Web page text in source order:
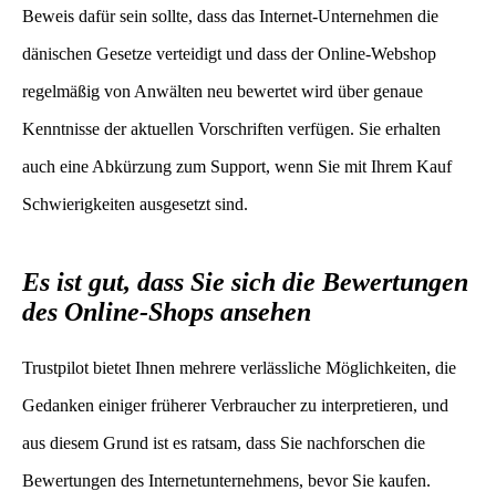
Beweis dafür sein sollte, dass das Internet-Unternehmen die
dänischen Gesetze verteidigt und dass der Online-Webshop
regelmäßig von Anwälten neu bewertet wird über genaue
Kenntnisse der aktuellen Vorschriften verfügen. Sie erhalten
auch eine Abkürzung zum Support, wenn Sie mit Ihrem Kauf
Schwierigkeiten ausgesetzt sind.
Es ist gut, dass Sie sich die Bewertungen
des Online-Shops ansehen
Trustpilot bietet Ihnen mehrere verlässliche Möglichkeiten, die
Gedanken einiger früherer Verbraucher zu interpretieren, und
aus diesem Grund ist es ratsam, dass Sie nachforschen die
Bewertungen des Internetunternehmens, bevor Sie kaufen.